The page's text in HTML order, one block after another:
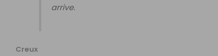
arrive.
Creux